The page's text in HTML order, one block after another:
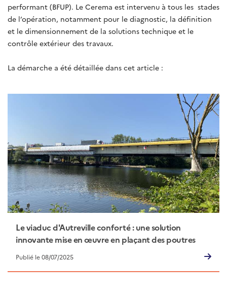
performant (BFUP). Le Cerema est intervenu à tous les stades
de l’opération, notamment pour le diagnostic, la définition
et le dimensionnement de la solutions technique et le
contrôle extérieur des travaux.
La démarche a été détaillée dans cet article :
Le viaduc d'Autreville conforté : une solution
innovante mise en œuvre en plaçant des poutres
Publié le 08/07/2025